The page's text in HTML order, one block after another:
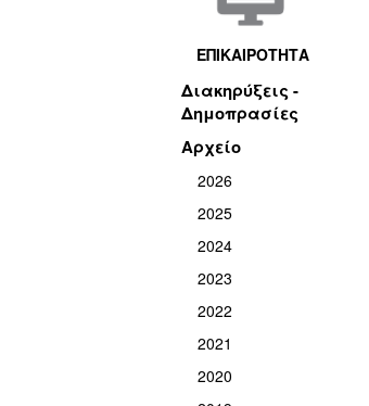
ΕΠΙΚΑΙΡΟΤΗΤΑ
Διακηρύξεις -
Δημοπρασίες
Αρχείο
2026
2025
2024
2023
2022
2021
2020